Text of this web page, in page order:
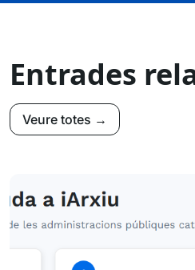
Entrades
Veure totes →